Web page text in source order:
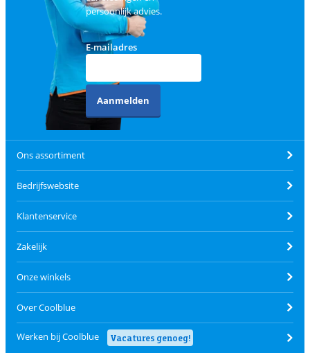
persoonlijk advies.
E-mailadres
Aanmelden
Ons assortiment
Bedrijfswebsite
Klantenservice
Zakelijk
Onze winkels
Over Coolblue
Werken bij Coolblue Vacatures genoeg!